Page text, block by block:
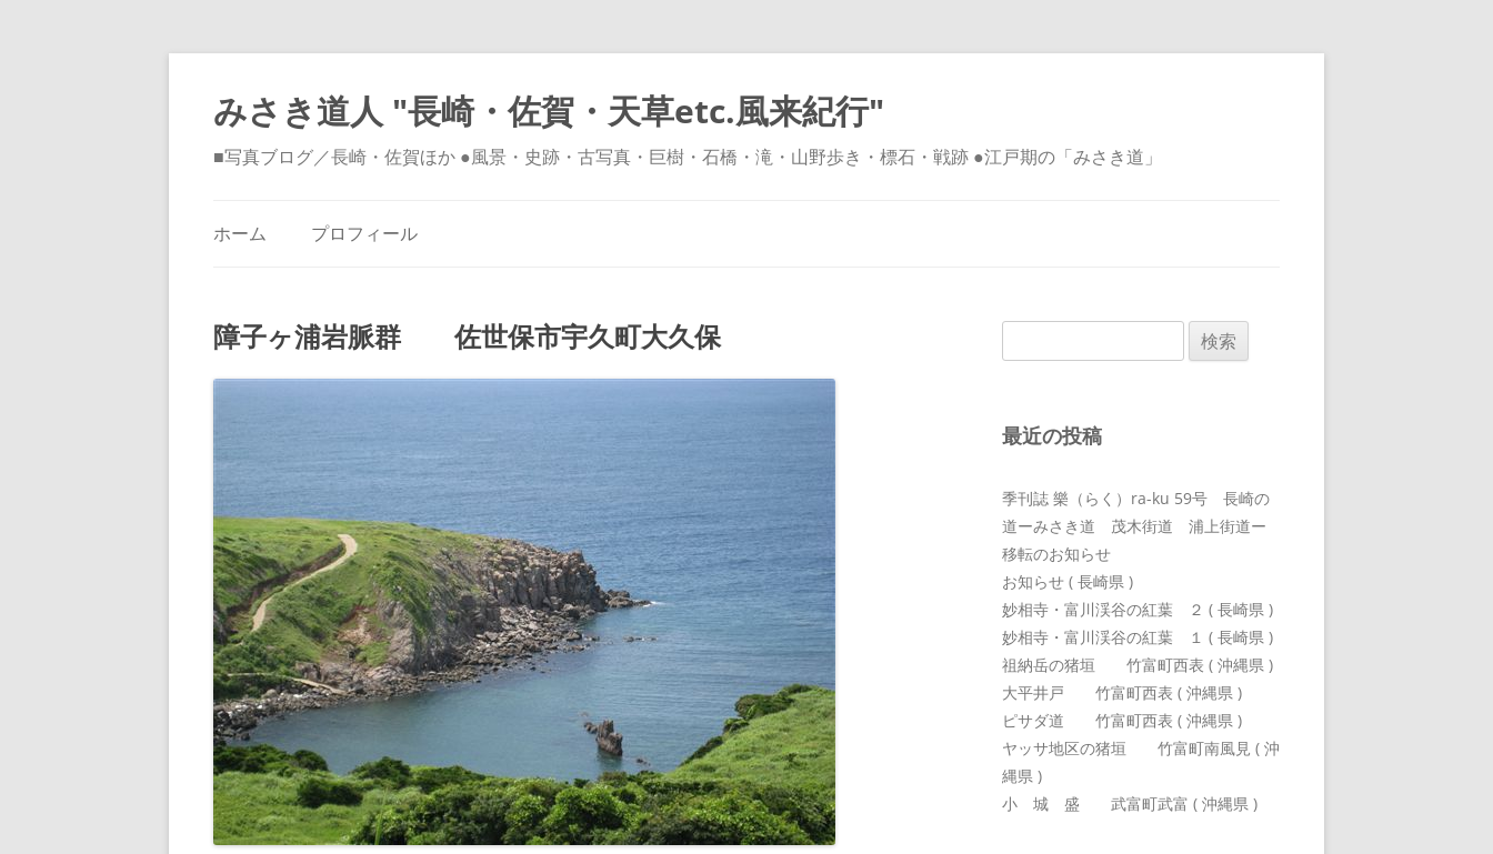
みさき道人 "長崎・佐賀・天草etc.風来紀行"
■写真ブログ／長崎・佐賀ほか ●風景・史跡・古写真・巨樹・石橋・滝・山野歩き・標石・戦跡 ●江戸期の「みさき道」
ホーム プロフィール
障子ヶ浦岩脈群 佐世保市宇久町大久保
索:
最近の投稿
季刊誌 樂（らく）ra-ku 59号 長崎の
道ーみさき道 茂木街道 浦上街道ー
移転のお知らせ
お知らせ ( 長崎県 )
妙相寺・富川渓谷の紅葉 ２ ( 長崎県 )
妙相寺・富川渓谷の紅葉 １ ( 長崎県 )
祖納岳の猪垣 竹富町西表 ( 沖縄県 )
大平井戸 竹富町西表 ( 沖縄県 )
ピサダ道 竹富町西表 ( 沖縄県 )
ヤッサ地区の猪垣 竹富町南風見 ( 沖
縄県 )
小 城 盛 武富町武富 ( 沖縄県 )